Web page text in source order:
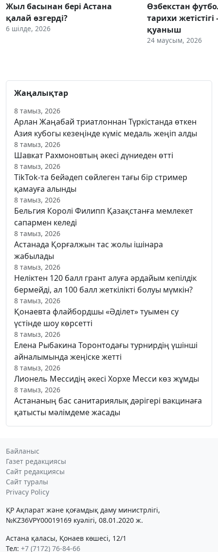
Жыл басынан бері Астана
қалай өзгерді?
6 шілде, 2026
Өзбекстан
тарихи жетістігі
қуаныш
24 маусым, 2026
Жаңалықтар
8 тамыз, 2026
Арлан Жаңабай триатлоннан Түркістанда өткен
Азия кубогы кезеңінде күміс медаль жеңіп алды
8 тамыз, 2026
Шавкат Рахмоновтың әкесі дүниеден өтті
8 тамыз, 2026
TikTok-та бейәдеп сөйлеген тағы бір стример
қамауға алынды
8 тамыз, 2026
Бельгия Королі Филипп Қазақстанға мемлекет
сапармен келеді
8 тамыз, 2026
Астанада Қорғалжын тас жолы ішінара
жабылады
8 тамыз, 2026
Неліктен 120 балл грант алуға әрдайым кепілдік
бермейді, ал 100 балл жеткілікті болуы мүмкін?
8 тамыз, 2026
Қонаевта флайбордшы «Әділет» туымен су
үстінде шоу көрсетті
8 тамыз, 2026
Елена Рыбакина Торонтодағы турнирдің үшінші
айналымында жеңіске жетті
8 тамыз, 2026
Лионель Мессидің әкесі Хорхе Месси көз жұмды
8 тамыз, 2026
Астананың бас санитариялық дәрігері вакцинаға
қатысты мәлімдеме жасады
Байланыс
Газет редакциясы
Сайт редакциясы
Сайт туралы
Privacy Policy
ҚР Ақпарат және қоғамдық даму министрлігі,
№KZ36VPY00019169 куәлігі, 08.01.2020 ж.
Астана қаласы, Қонаев көшесі, 12/1
Тел: +7 (7172) 76-84-66